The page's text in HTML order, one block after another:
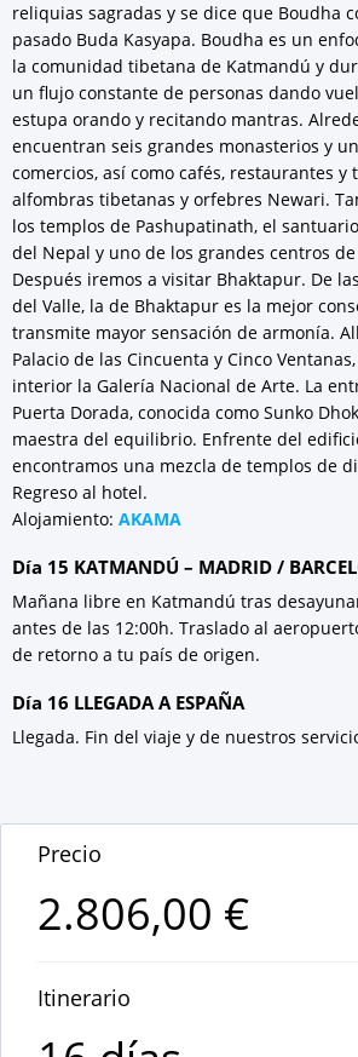
reliquias sagradas y se dice que Boudha
pasado Buda Kasyapa. Boudha es un
la comunidad tibetana de Katmandú y
un flujo constante de personas dando
estupa orando y recitando mantras.
encuentran seis grandes monasterios y
comercios, así como cafés, restaurantes y
alfombras tibetanas y orfebres Newari.
los templos de Pashupatinath, el
del Nepal y uno de los grandes centros
Después iremos a visitar Bhaktapur. De
del Valle, la de Bhaktapur es la mejor
transmite mayor sensación de armonía.
Palacio de las Cincuenta y Cinco
interior la Galería Nacional de Arte. La
Puerta Dorada, conocida como Sunko
maestra del equilibrio. Enfrente del
encontramos una mezcla de templos de
Regreso al hotel.
Alojamiento: AKAMA
Día 15 KATMANDÚ – MADRID /
Mañana libre en Katmandú tras
antes de las 12:00h. Traslado al
de retorno a tu país de origen.
Día 16 LLEGADA A ESPAÑA
Llegada. Fin del viaje y de nuestros
Precio
2.806,00 €
Itinerario